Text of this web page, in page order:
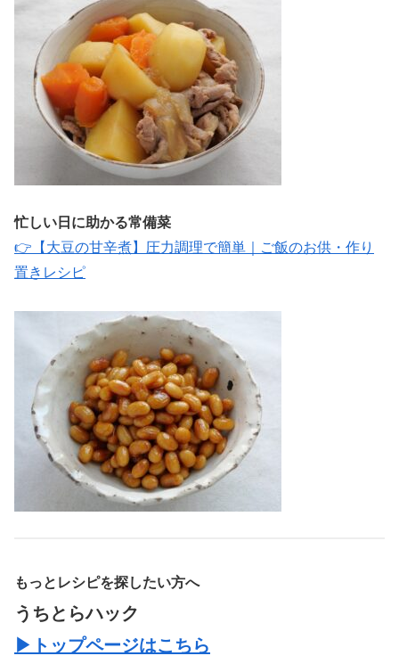
忙しい日に助かる常備菜
👉【大豆の甘辛煮】圧力調理で簡単｜ご飯のお供・作り
置きレシピ
もっとレシピを探したい方へ
うちとらハック
▶トップページはこちら